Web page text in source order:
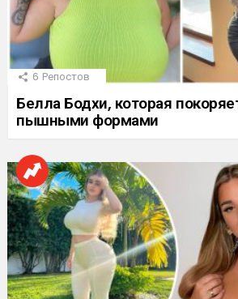
6 Репостов
Белла Бодхи, которая
пышными формами